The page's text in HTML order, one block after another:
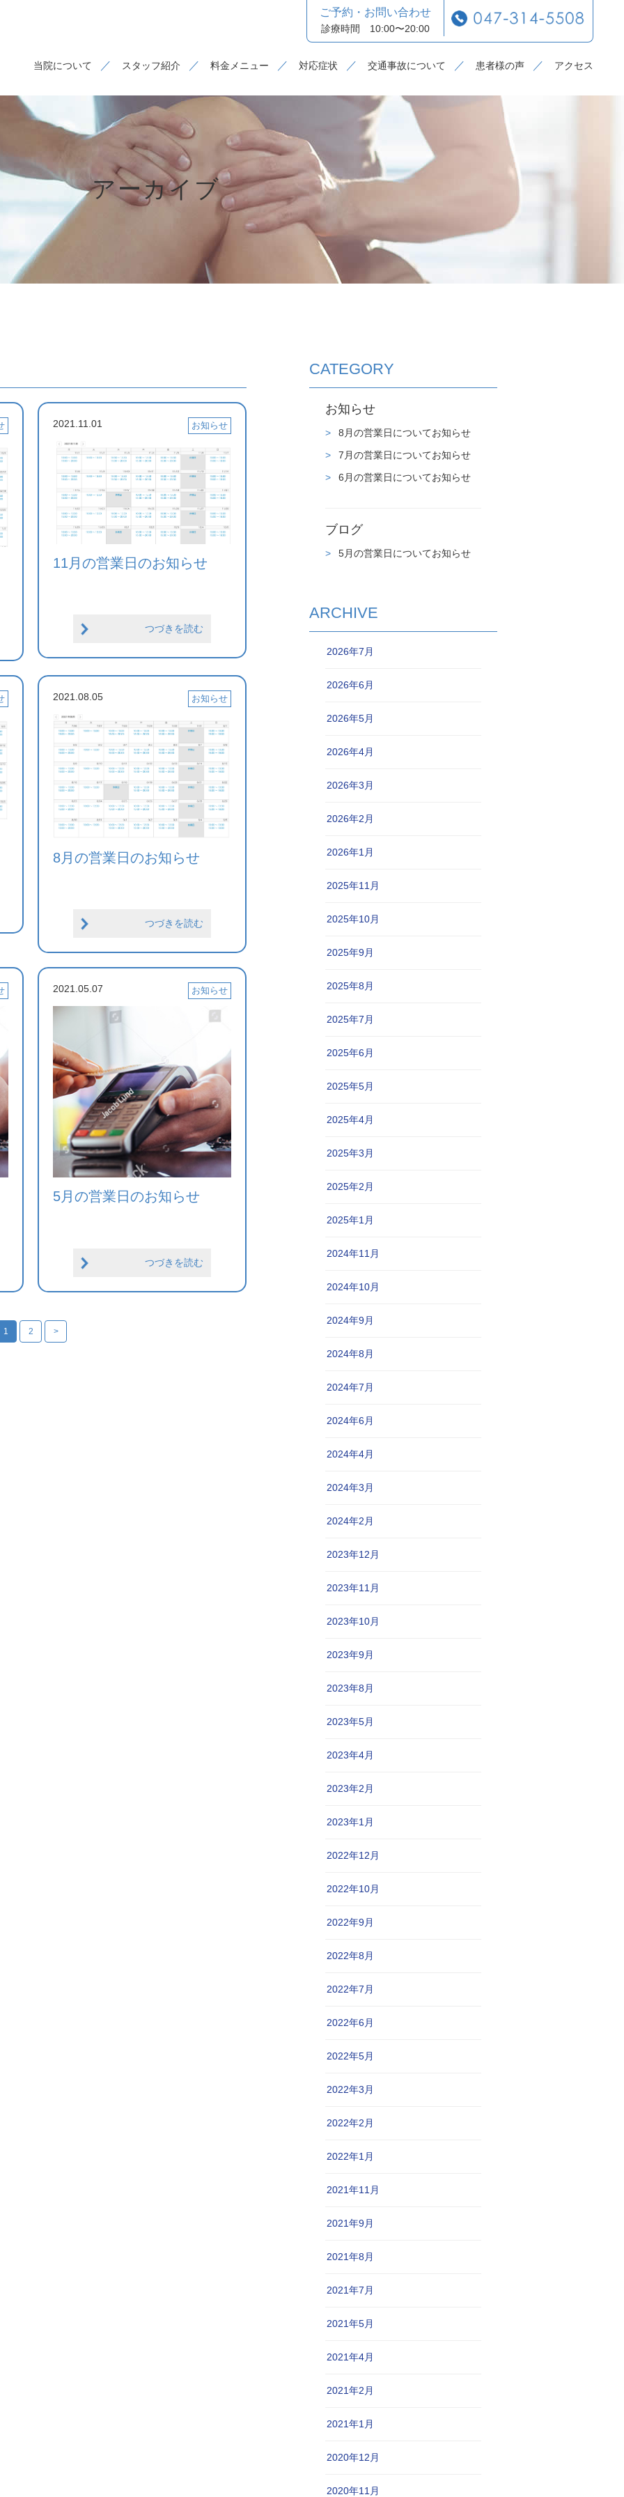
ご予約・お問い合わせ
診療時間 10:00〜20:00
当院について スタッフ紹介 料金メニュー 対応症状 交通事故について 患者様の声 アクセス
アーカイブ
2021.11.01 お知らせ
11月の営業日のお知らせ
つづきを読む
2021.08.05 お知らせ
8月の営業日のお知らせ
つづきを読む
2021.05.07 お知らせ
5月の営業日のお知らせ
つづきを読む
1 2 >
CATEGORY
お知らせ
8月の営業日についてお知らせ
7月の営業日についてお知らせ
6月の営業日についてお知らせ
ブログ
5月の営業日についてお知らせ
ARCHIVE
2026年7月
2026年6月
2026年5月
2026年4月
2026年3月
2026年2月
2026年1月
2025年11月
2025年10月
2025年9月
2025年8月
2025年7月
2025年6月
2025年5月
2025年4月
2025年3月
2025年2月
2025年1月
2024年11月
2024年10月
2024年9月
2024年8月
2024年7月
2024年6月
2024年4月
2024年3月
2024年2月
2023年12月
2023年11月
2023年10月
2023年9月
2023年8月
2023年5月
2023年4月
2023年2月
2023年1月
2022年12月
2022年10月
2022年9月
2022年8月
2022年7月
2022年6月
2022年5月
2022年3月
2022年2月
2022年1月
2021年11月
2021年9月
2021年8月
2021年7月
2021年5月
2021年4月
2021年2月
2021年1月
2020年12月
2020年11月